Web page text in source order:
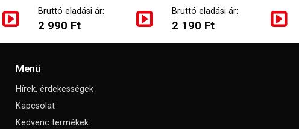
Bruttó eladási ár:
2 990 Ft
Bruttó eladási ár:
2 190 Ft
Menü
Hírek, érdekességek
Kapcsolat
Kedvenc termékek